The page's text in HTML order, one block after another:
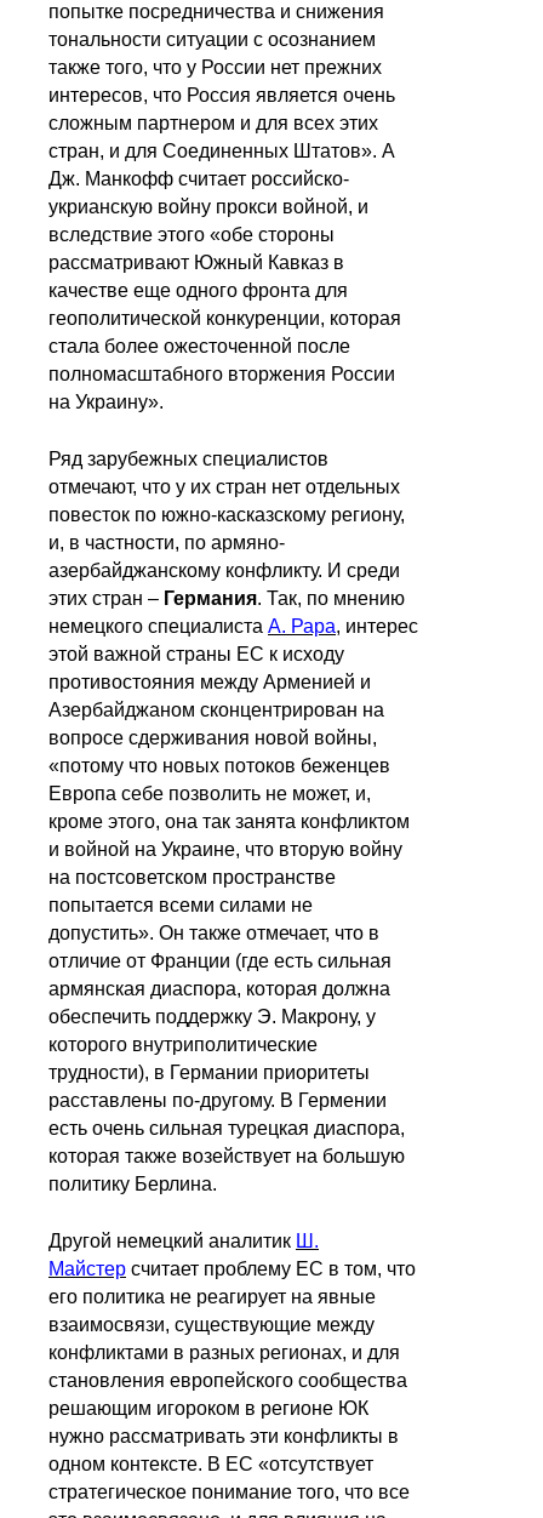
попытке посредничества и снижения
тональности ситуации с осознанием
также того, что у России нет прежних
интересов, что Россия является очень
сложным партнером и для всех этих
стран, и для Соединенных Штатов». А
Дж. Манкофф считает российско-
укрианскую войну прокси войной, и
вследствие этого «обе стороны
рассматривают Южный Кавказ в
качестве еще одного фронта для
геополитической конкуренции, которая
стала более ожесточенной после
полномасштабного вторжения России
на Украину».
Ряд зарубежных специалистов
отмечают, что у их стран нет отдельных
повесток по южно-касказскому региону,
и, в частности, по армяно-
азербайджанскому конфликту. И среди
этих стран – Германия. Так, по мнению
немецкого специалиста А. Рара, интерес
этой важной страны ЕС к исходу
противостояния между Арменией и
Азербайджаном сконцентрирован на
вопросе сдерживания новой войны,
«потому что новых потоков беженцев
Европа себе позволить не может, и,
кроме этого, она так занята конфликтом
и войной на Украине, что вторую войну
на постсоветском пространстве
попытается всеми силами не
допустить». Он также отмечает, что в
отличие от Франции (где есть сильная
армянская диаспора, которая должна
обеспечить поддержку Э. Макрону, у
которого внутриполитические
трудности), в Германии приоритеты
расставлены по-другому. В Гермении
есть очень сильная турецкая диаспора,
которая также возействует на большую
политику Берлина.
Другой немецкий аналитик Ш.
Майстер считает проблему ЕС в том, что
его политика не реагирует на явные
взаимосвязи, существующие между
конфликтами в разных регионах, и для
становления европейского сообщества
решающим игороком в регионе ЮК
нужно рассматривать эти конфликты в
одном контексте. В ЕС «отсутствует
стратегическое понимание того, что все